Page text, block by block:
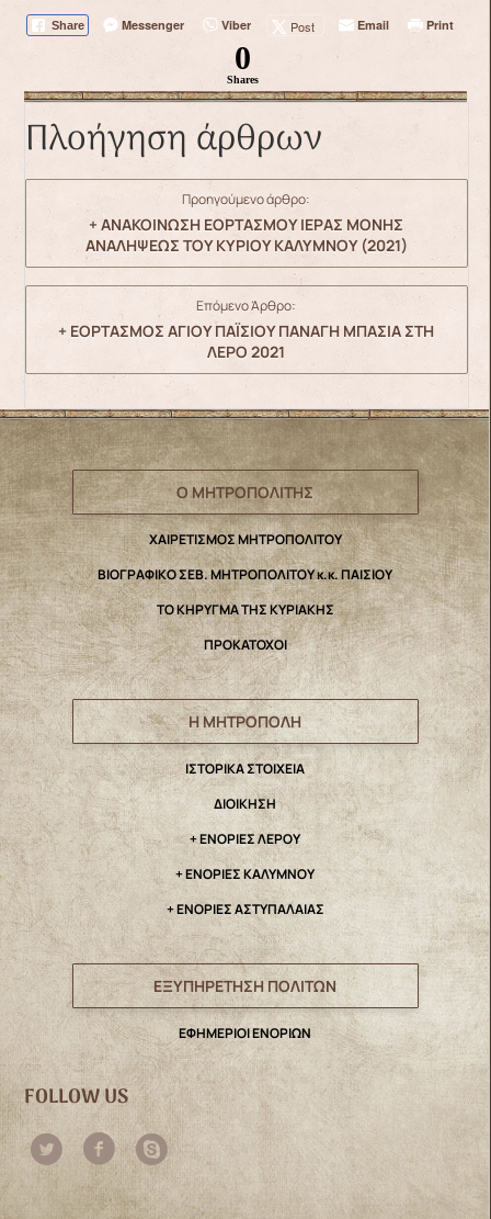
Share Messenger Viber Post Email Print
0
Shares
Πλοήγηση άρθρων
Προηγούμενο άρθρο:
+ ΑΝΑΚΟΙΝΩΣΗ ΕΟΡΤΑΣΜΟΥ ΙΕΡΑΣ ΜΟΝΗΣ
ΑΝΑΛΗΨΕΩΣ ΤΟΥ ΚΥΡΙΟΥ ΚΑΛΥΜΝΟΥ (2021)
Επόμενο Άρθρο:
+ ΕΟΡΤΑΣΜΟΣ ΑΓΙΟΥ ΠΑΪΣΙΟΥ ΠΑΝΑΓΗ ΜΠΑΣΙΑ ΣΤΗ
ΛΕΡΟ 2021
Ο ΜΗΤΡΟΠΟΛΙΤΗΣ
ΧΑΙΡΕΤΙΣΜΟΣ ΜΗΤΡΟΠΟΛΙΤΟΥ
ΒΙΟΓΡΑΦΙΚΟ ΣΕΒ. ΜΗΤΡΟΠΟΛΙΤΟΥ κ.κ. ΠΑΙΣΙΟΥ
ΤΟ ΚΗΡΥΓΜΑ ΤΗΣ ΚΥΡΙΑΚΗΣ
ΠΡΟΚΑΤΟΧΟΙ
Η ΜΗΤΡΟΠΟΛΗ
IΣΤΟΡΙΚΑ ΣΤΟΙΧΕΙΑ
ΔΙΟΙΚΗΣΗ
+ ΕΝΟΡΙΕΣ ΛΕΡΟΥ
+ ΕΝΟΡΙΕΣ ΚΑΛΥΜΝΟΥ
+ ΕΝΟΡΙΕΣ ΑΣΤΥΠΑΛΑΙΑΣ
ΕΞΥΠΗΡΕΤΗΣΗ ΠΟΛΙΤΩΝ
ΕΦΗΜΕΡΙΟΙ ΕΝΟΡΙΩΝ
FOLLOW US